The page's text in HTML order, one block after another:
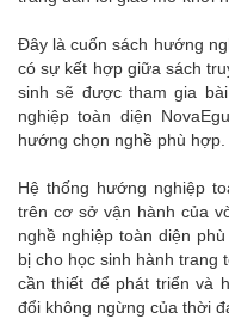
Đây là cuốn sách hướng
có sự kết hợp giữa sách
sinh sẽ được tham gia
nghiệp toàn diện
hướng chọn nghề phù hợp.
Hệ thống hướng nghiệp
trên cơ sở vận hành của
nghề nghiệp toàn diện
bị cho học sinh hành trang
cần thiết để phát triển và
đổi không ngừng của thời